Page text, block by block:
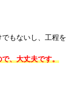
もないし、工程を
、大丈夫です。